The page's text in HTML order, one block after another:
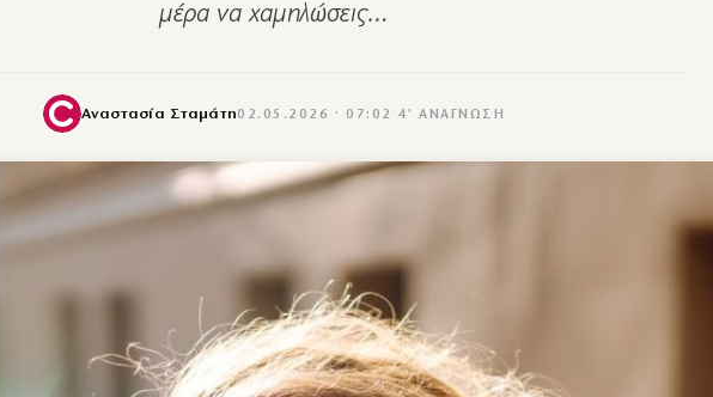
μέρα να χαμηλώσεις…
Αναστασία Σταμάτη02.05.2026 · 07:02 · 4′ ΑΝΆΓΝΩΣΗ